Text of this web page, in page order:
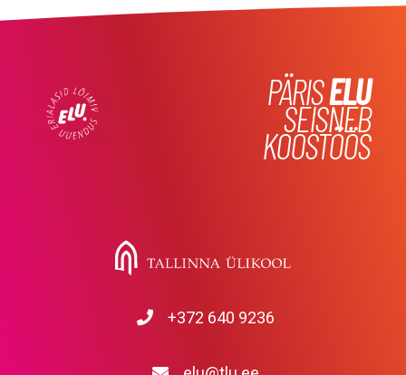
+372 640 9236
PÄRISELU
SEISNEB
KOOSTÖÖS